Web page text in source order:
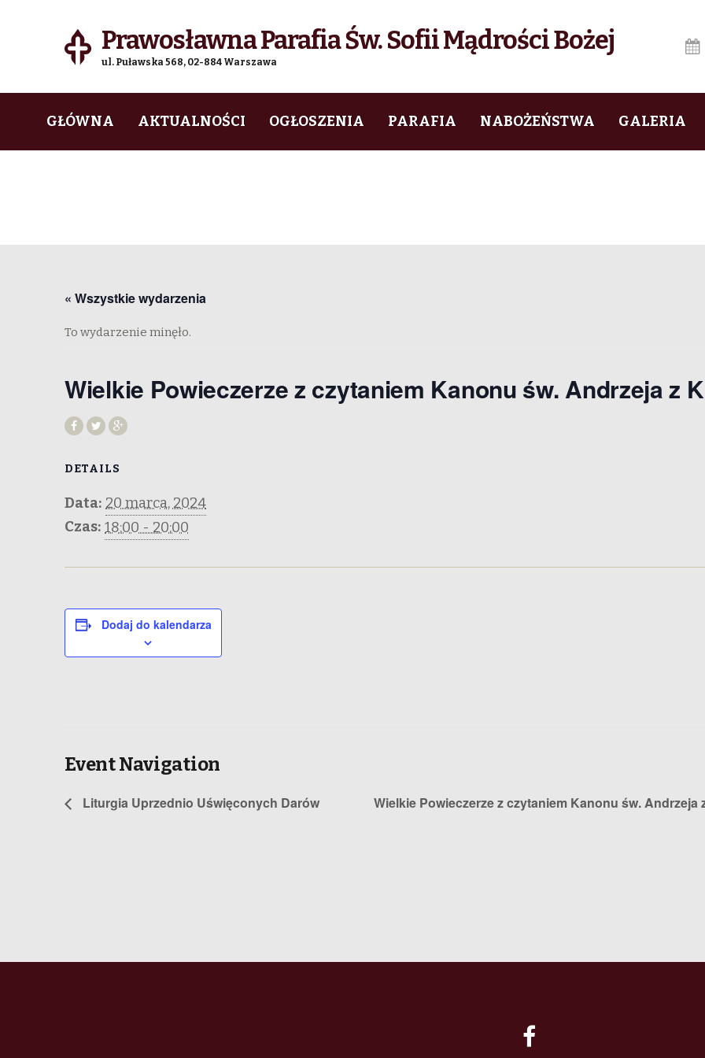
Prawosławna Parafia Św. Sofii Mądrości Bożej
ul. Puławska 568, 02-884 Warszawa
to
to
GŁÓWNA AKTUALNOŚCI OGŁOSZENIA PARAFIA NABOŻEŃSTWA GALERIA
« Wszystkie wydarzenia
To wydarzenie minęło.
Wielkie Powieczerze z czytaniem Kanonu św. Andrzeja z
DETAILS
Data: 20 marca, 2024
Czas: 18:00 - 20:00
Dodaj do kalendarza
Event Navigation
Liturgia Uprzednio Uświęconych Darów Wielkie Powieczerze z czytaniem Kanonu św. Andrzeja